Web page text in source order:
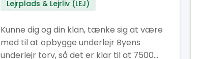
endnu federe!” 4. “Multihåndværker
af at være dagens helt.” 5. “Kan du fikse
ting, der knirker, knager eller driller? Så
Lejrplads & Lejrliv (LEJ)
Kunne dig og din klan, tænke sig at være
med til at opbygge underlejr Byens
underlejr torv, så det er klar til at 7500